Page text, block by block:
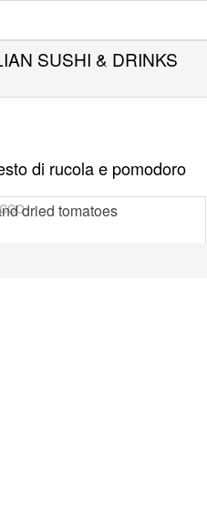
SUSHI & DRINKS
di rucola e pomodoro
dried tomatoes